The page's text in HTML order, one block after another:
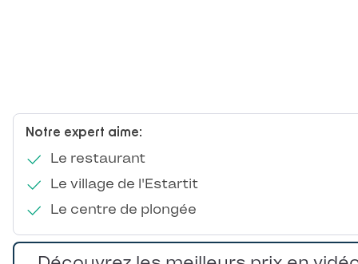
Notre expert aime:
Le restaurant
Le village de l'Estartit
Le centre de plongée